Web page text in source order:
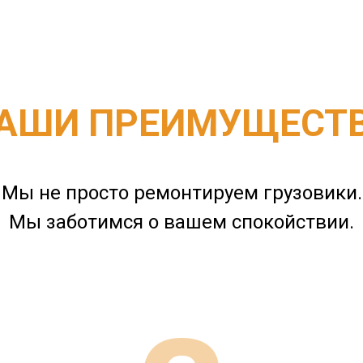
Мы не просто ремонтируем грузовики.
Мы заботимся о вашем спокойствии.